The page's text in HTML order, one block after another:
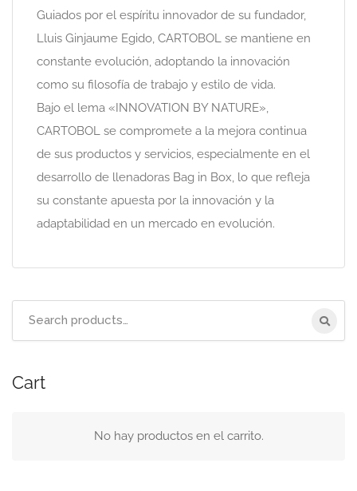
Guiados por el espíritu innovador de su fundador,
Lluis Ginjaume Egido, CARTOBOL se mantiene en
constante evolución, adoptando la innovación
como su filosofía de trabajo y estilo de vida.
Bajo el lema «INNOVATION BY NATURE»,
CARTOBOL se compromete a la mejora continua
de sus productos y servicios, especialmente en el
desarrollo de llenadoras Bag in Box, lo que refleja
su constante apuesta por la innovación y la
adaptabilidad en un mercado en evolución.
Cart
No hay productos en el carrito.